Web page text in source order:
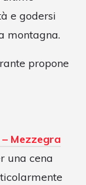
e godersi
montagna.
propone
Mezzegra
una cena